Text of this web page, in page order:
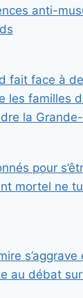
anti-
fait face à
les familles
la
pour
mortel ne
s’aggrave
au débat sur